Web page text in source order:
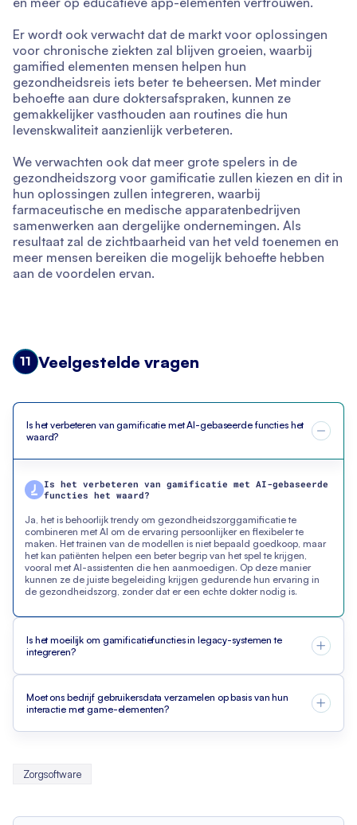
Er wordt ook verwacht dat de markt voor oplossingen
voor chronische ziekten zal blijven groeien, waarbij
gamified elementen mensen helpen hun
gezondheidsreis iets beter te beheersen. Met minder
behoefte aan dure doktersafspraken, kunnen ze
gemakkelijker vasthouden aan routines die hun
levenskwaliteit aanzienlijk verbeteren.
We verwachten ook dat meer grote spelers in de
gezondheidszorg voor gamificatie zullen kiezen en dit in
hun oplossingen zullen integreren, waarbij
farmaceutische en medische apparatenbedrijven
samenwerken aan dergelijke ondernemingen. Als
resultaat zal de zichtbaarheid van het veld toenemen en
meer mensen bereiken die mogelijk behoefte hebben
aan de voordelen ervan.
11 Veelgestelde vragen
Is het verbeteren van gamificatie met AI-gebaseerde functies het
waard?
Is het verbeteren van gamificatie met AI-gebaseerde
functies het waard?
Ja, het is behoorlijk trendy om gezondheidszorggamificatie te
combineren met AI om de ervaring persoonlijker en flexibeler te
maken. Het trainen van de modellen is niet bepaald goedkoop, maar
het kan patiënten helpen een beter begrip van het spel te krijgen,
vooral met AI-assistenten die hen aanmoedigen. Op deze manier
kunnen ze de juiste begeleiding krijgen gedurende hun ervaring in
de gezondheidszorg, zonder dat er een echte dokter nodig is.
Is het moeilijk om gamificatiefuncties in legacy-systemen te
integreren?
Moet ons bedrijf gebruikersdata verzamelen op basis van hun
interactie met game-elementen?
Zorgsoftware